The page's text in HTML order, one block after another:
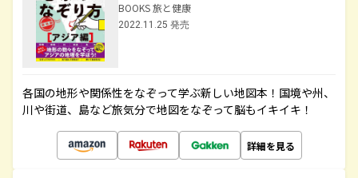
BOOKS 旅と健康
2022.11.25 発売
各国の地形や関係性をなぞって学ぶ新しい地図本！国境や州、
川や街道、島など旅気分で地図をなぞって脳もイキイキ！
詳細を見る